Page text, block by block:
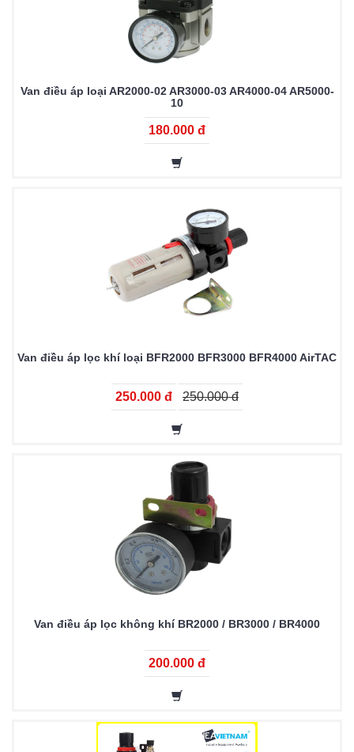
Van điều áp loại AR2000-02 AR3000-03 AR4000-04 AR5000-
10
180.000 đ
Van điều áp lọc khí loại BFR2000 BFR3000 BFR4000 AirTAC
250.000 đ 250.000 đ
Van điều áp lọc không khí BR2000 / BR3000 / BR4000
200.000 đ